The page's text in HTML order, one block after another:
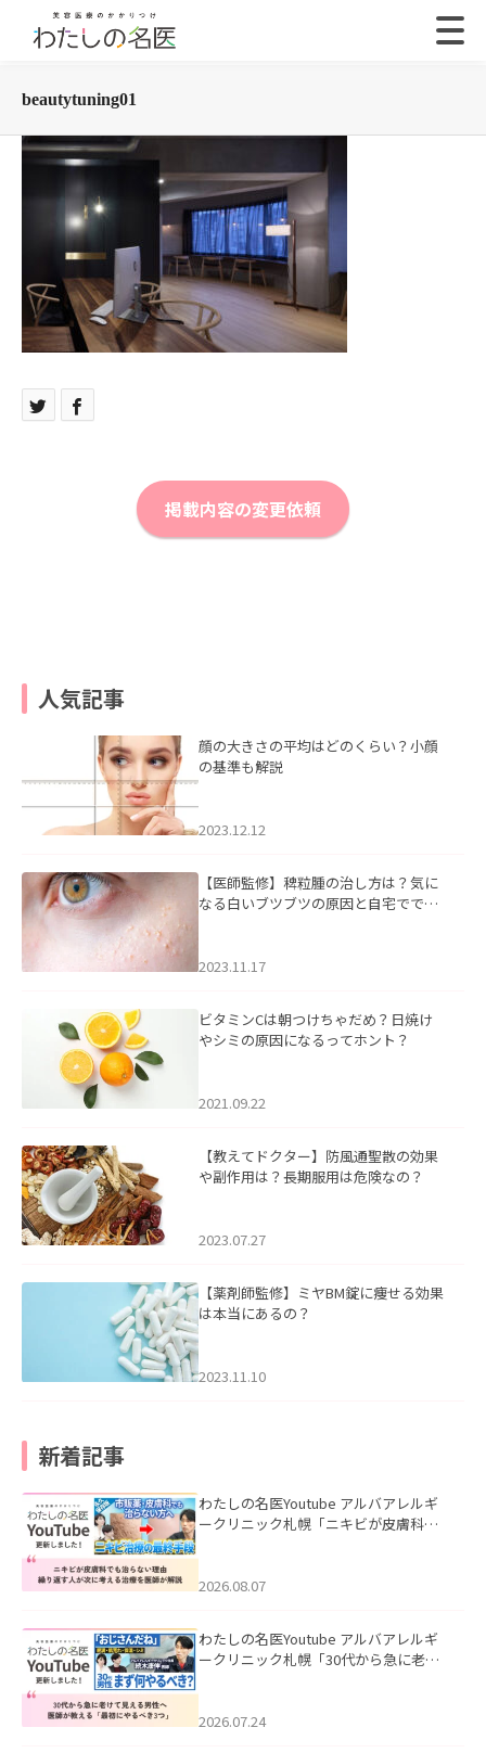
beautytuning01
掲載内容の変更依頼
人気記事
顔の大きさの平均はどのくらい？小顔
の基準も解説
2023.12.12
【医師監修】稗粒腫の治し方は？気に
なる白いブツブツの原因と自宅ででき
2023.11.17
ビタミンCは朝つけちゃだめ？日焼け
やシミの原因になるってホント？
2021.09.22
【教えてドクター】防風通聖散の効果
や副作用は？長期服用は危険なの？
2023.07.27
【薬剤師監修】ミヤBM錠に痩せる効果
は本当にあるの？
2023.11.10
新着記事
わたしの名医Youtube アルバアレルギ
ークリニック札幌「ニキビが皮膚科で
ました。
2026.08.07
わたしの名医Youtube アルバアレルギ
ークリニック札幌「30代から急に老け
た。
2026.07.24